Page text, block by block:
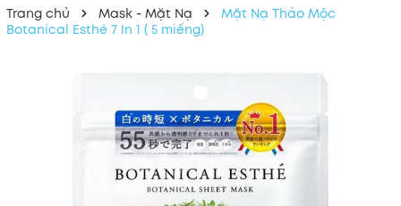
Trang chủ Mask - Mặt Nạ
Mặt Nạ Thảo Mộc
Botanical Esthé 7 In 1 ( 5 miếng)